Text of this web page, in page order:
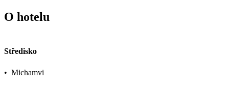
O hotelu
Středisko
• Michamvi